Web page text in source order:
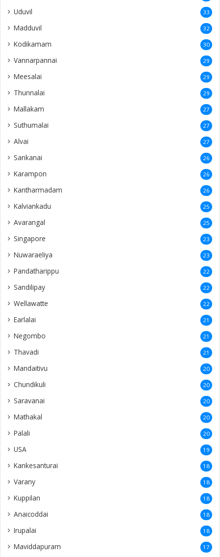
Uduvil 33
Madduvil 32
Kodikamam 30
Vannarpannai 29
Meesalai 29
Thunnalai 29
Mallakam 27
Suthumalai 27
Alvai 27
Sankanai 26
Karampon 26
Kantharmadam 26
Kalviankadu 25
Avarangal 25
Singapore 23
Nuwaraeliya 23
Pandatharippu 22
Sandilipay 22
Wellawatte 22
Earlalai 21
Negombo 21
Thavadi 21
Mandaitivu 20
Chundikuli 20
Saravanai 20
Mathakal 20
Palali 20
USA 19
Kankesanturai 18
Varany 18
Kuppilan 18
Anaicoddai 18
Irupalai 18
Maviddapuram 17